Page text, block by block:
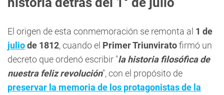
El origen de esta conmemoración se remonta al 1 de
juliode 1812, cuando el Primer Triunviratofirmó un
decreto que ordenó escribir "la historia filosófica de
nuestra feliz revolución", con el propósito de
preservar la memoria de los protagonistas de la